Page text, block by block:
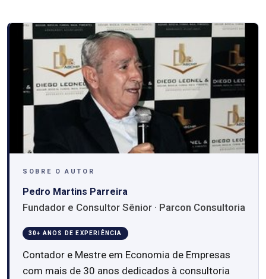
SOBRE O AUTOR
Pedro Martins Parreira
Fundador e Consultor Sênior · Parcon Consultoria
30+ ANOS DE EXPERIÊNCIA
Contador e Mestre em Economia de Empresas
com mais de 30 anos dedicados à consultoria